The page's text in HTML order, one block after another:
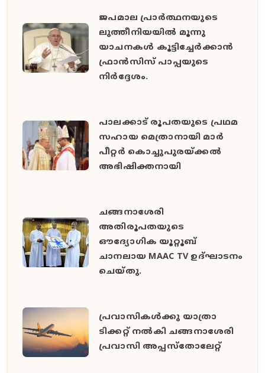
ജപമാല പ്രാര്‍ത്ഥനയുടെ
ലുത്തീനിയയിൽ മൂന്നു
യാചനകൾ കൂട്ടിച്ചേര്‍ക്കാന്‍
ഫ്രാന്‍സിസ് പാപ്പയുടെ
നിര്‍ദ്ദേശം.
പാലക്കാട് രൂപതയുടെ പ്രഥമ
സഹായ മെത്രാനായി മാർ
പീറ്റർ കൊച്ചുപുരയ്ക്കൽ
അഭിഷിക്തനായി
ചങ്ങനാശേരി
അതിരൂപതയുടെ
ഔദ്യോഗിക യൂറ്റൂബ്
ചാനലായ MAAC TV ഉദ്ഘാടനം
ചെയ്തു.
പ്രവാസികൾക്കു യാത്രാ
ടിക്കറ്റ് നൽകി ചങ്ങനാശേരി
പ്രവാസി അപ്പസ്തോലേറ്റ്